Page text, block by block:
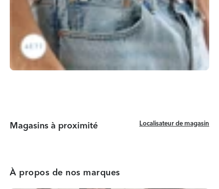
Magasins à proximité Localisateur de magasin
Localisateur de magasin
À propos de nos marques